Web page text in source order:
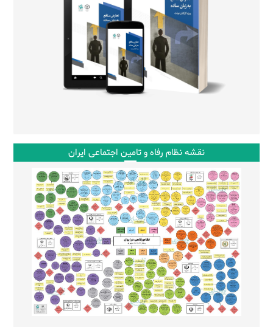
نقشه نظام رفاه و تامین اجتماعی ایران